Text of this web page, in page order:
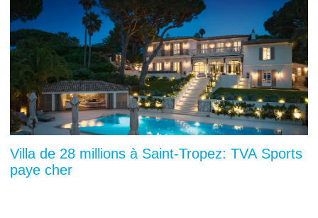
Villa de 28 millions à Saint-Tropez: TVA Sports
paye cher